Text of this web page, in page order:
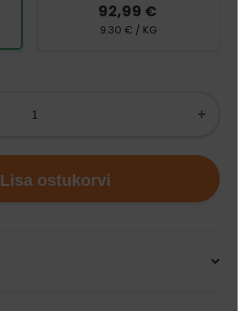
92,99 €
9.30 € / KG
Lisa ostukorvi